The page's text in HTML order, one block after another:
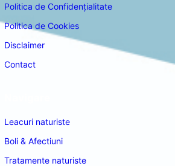
Politica de Confidențialitate
Politica de Cookies
Disclaimer
Contact
Leacuri naturiste
Boli & Afectiuni
Tratamente naturiste